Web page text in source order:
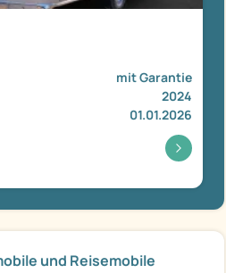
mit Garantie
2024
01.01.2026
und Reisemobile